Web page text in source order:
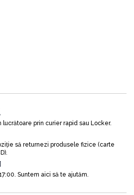
prin curier rapid sau Locker.
să returnezi produsele fizice (carte
Suntem aici să te ajutăm.